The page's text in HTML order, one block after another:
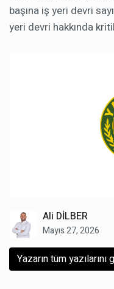
başına iş yeri devri
yeri devri hakkında
Ali DİLBER
Mayıs 27, 2026
Yazarın tüm yazılarını